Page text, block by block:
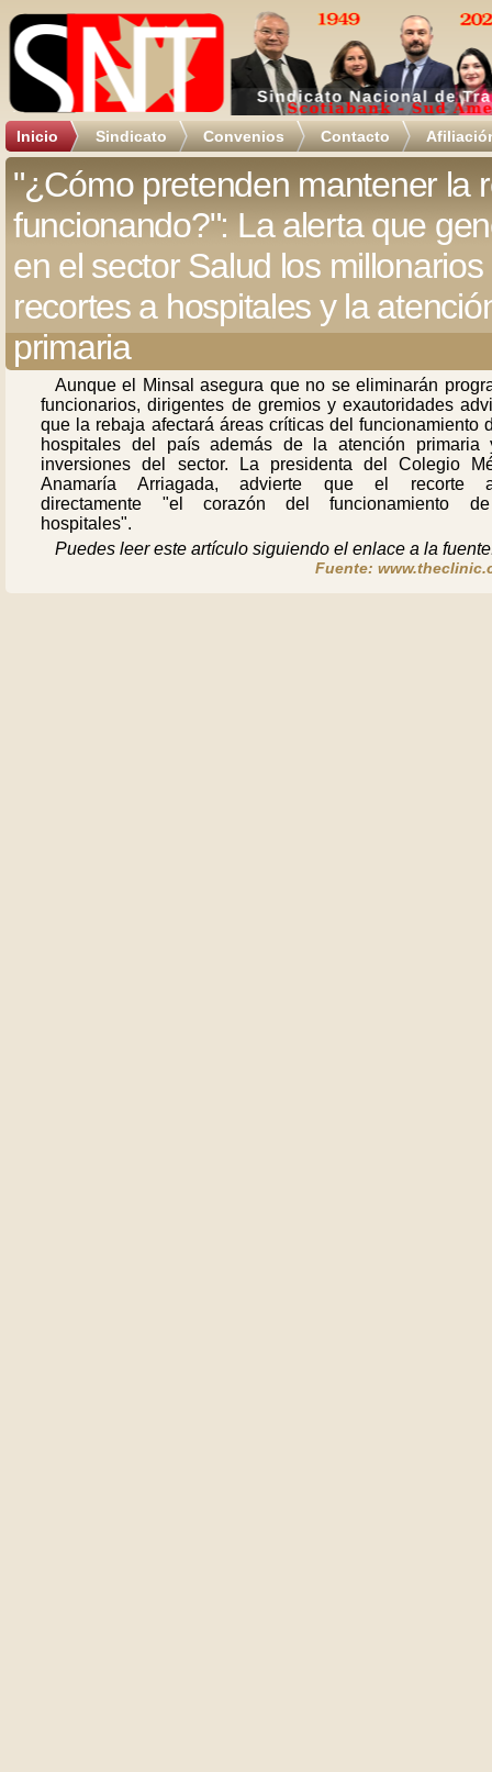
Inicio Sindicato Convenios Contacto
"¿Cómo pretenden mantener la
funcionando?": La alerta que
en el sector Salud los millonarios
recortes a hospitales y la
primaria
Aunque el Minsal asegura que no se eliminarán
funcionarios, dirigentes de gremios y exautoridades
que la rebaja afectará áreas críticas del funcionamiento
hospitales del país además de la atención primaria
inversiones del sector. La presidenta del Colegio
Anamaría Arriagada, advierte que el recorte
directamente "el corazón del funcionamiento
hospitales".
Puedes leer este artículo siguiendo el enlace a la
Fuente: